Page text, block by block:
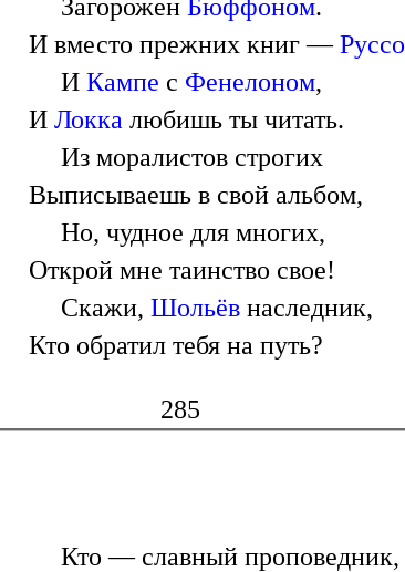
Загорожен Бюффоном.
И вместо прежних книг —Руссо
И Кампе с Фенелоном,
ИЛокка любишь ты читать.
Из моралистов строгих
Выписываешь в свой альбом,
Но, чудное для многих,
Открой мне таинство свое!
Скажи, Шольёвнаследник,
Кто обратил тебя на путь?
285
Кто — славный проповедник,